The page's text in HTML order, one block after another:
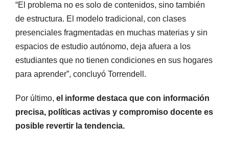
“El problema no es solo de contenidos, sino también
de estructura. El modelo tradicional, con clases
presenciales fragmentadas en muchas materias y sin
espacios de estudio autónomo, deja afuera a los
estudiantes que no tienen condiciones en sus hogares
para aprender”, concluyó Torrendell.
Por último, el informe destaca que con información
precisa, políticas activas y compromiso docente es
posible revertir la tendencia.